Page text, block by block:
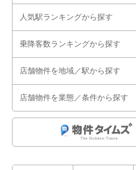
人気駅ランキングから探す
乗降客数ランキングから探す
店舗物件を地域／駅から探す
店舗物件を業態／条件から探す